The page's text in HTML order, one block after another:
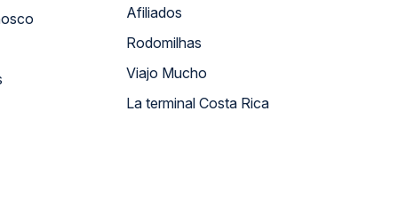
Afiliados
Rodomilhas
Viajo Mucho
La terminal Costa Rica